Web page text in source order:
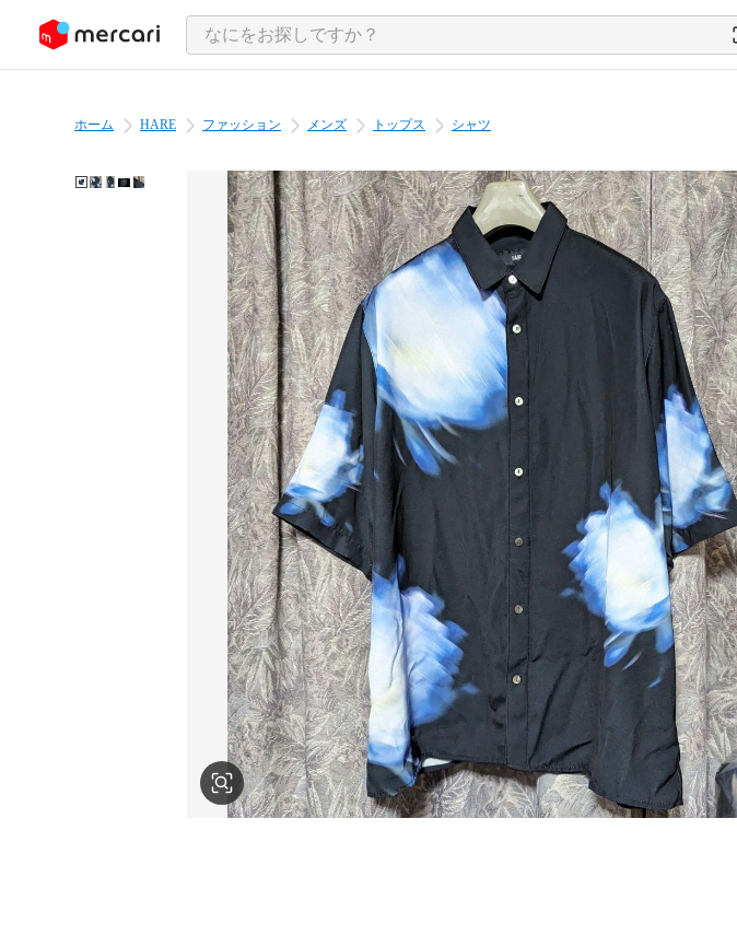
ツにスキップ
ホーム HARE ファッション メンズ トップス シャツ